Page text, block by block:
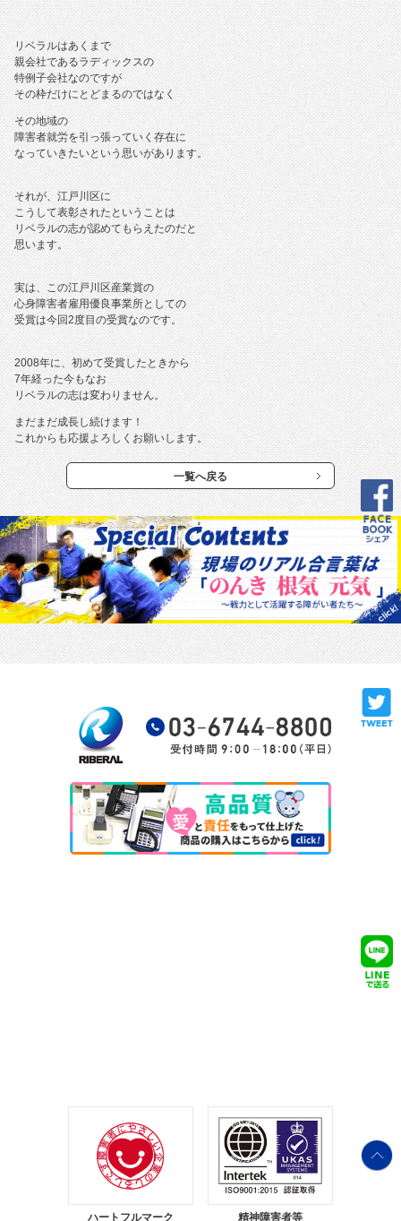
リベラルはあくまで
親会社であるラディックスの
特例子会社なのですが
その枠だけにとどまるのではなく
その地域の
障害者就労を引っ張っていく存在に
なっていきたいという思いがあります。
それが、江戸川区に
こうして表彰されたということは
リベラルの志が認めてもらえたのだと
思います。
実は、この江戸川区産業賞の
心身障害者雇用優良事業所としての
受賞は今回2度目の受賞なのです。
2008年に、初めて受賞したときから
7年経った今もなお
リベラルの志は変わりません。
まだまだ成長し続けます！
これからも応援よろしくお願いします。
一覧へ戻る
ハートフルマーク 精神障害者等